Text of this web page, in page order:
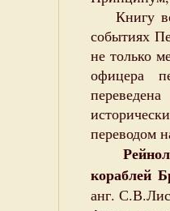
Книгу
событиях
не только
офицера
переводом
кораблей
анг.